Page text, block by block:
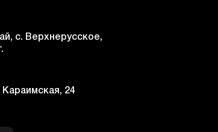
с. Верхнерусское,
24